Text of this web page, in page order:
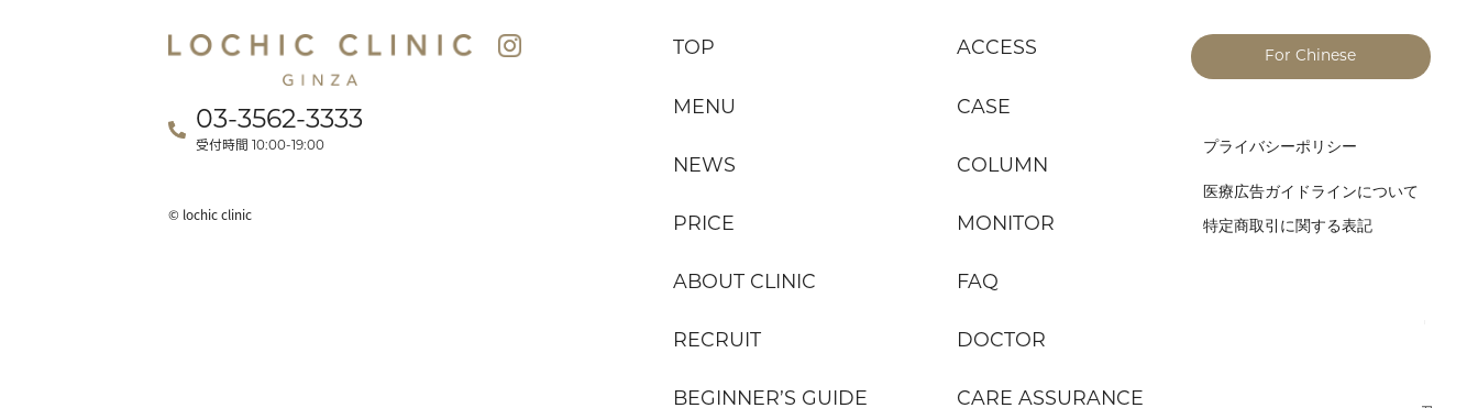
03-3562-3333
受付時間 10:00-19:00
© lochic clinic
TOP ACCESS
MENU CASE
NEWS COLUMN
PRICE MONITOR
ABOUT CLINIC FAQ
RECRUIT DOCTOR
BEGINNER’S GUIDE CARE ASSURANCE
For Chinese
プライバシーポリシー
医療広告ガイドラインについて
特定商取引に関する表記